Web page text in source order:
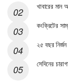
খাবারের
কংক্রিটের
২৫ বছর
সেদিনের